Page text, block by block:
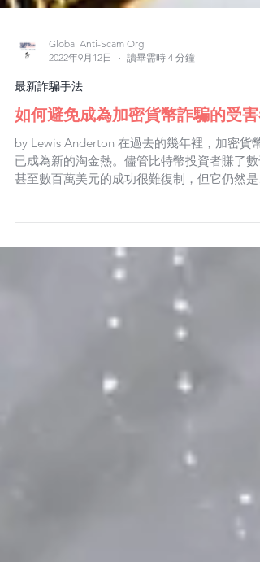
Global Anti-Scam Org
2022年9月12日
讀畢需時 4 分鐘
最新詐騙手法
如何避免成為加密貨幣詐騙的受害
已成為新的淘金熱。儘管比特幣投資者賺了數
甚至數百萬美元的成功很難復制，但它仍然是
能的。 然而，加密貨幣的流行存在一個嚴重的
點。每個人都想投資數字貨幣並獲得豐厚的利
潤。就在這時，騙子進入了現場。統計數據聲